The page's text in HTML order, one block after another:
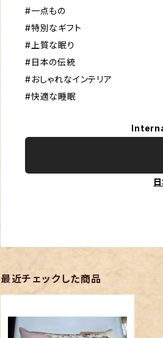
#一点もの
#特別なギフト
#上質な眠り
#日本の伝統
#おしゃれなインテリア
#快適な睡眠
最近チェックした商品